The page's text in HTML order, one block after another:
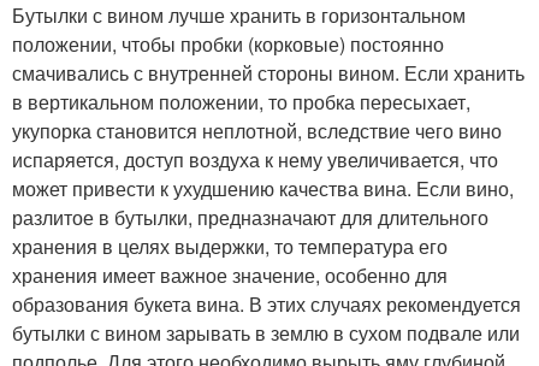
Бутылки с вином лучше хранить в горизонтальном
положении, чтобы пробки (корковые) постоянно
смачивались с внутренней стороны вином. Если хранить
в вертикальном положении, то пробка пересыхает,
укупорка становится неплотной, вследствие чего вино
испаряется, доступ воздуха к нему увеличивается, что
может привести к ухудшению качества вина. Если вино,
разлитое в бутылки, предназначают для длительного
хранения в целях выдержки, то температура его
хранения имеет важное значение, особенно для
образования букета вина. В этих случаях рекомендуется
бутылки с вином зарывать в землю в сухом подвале или